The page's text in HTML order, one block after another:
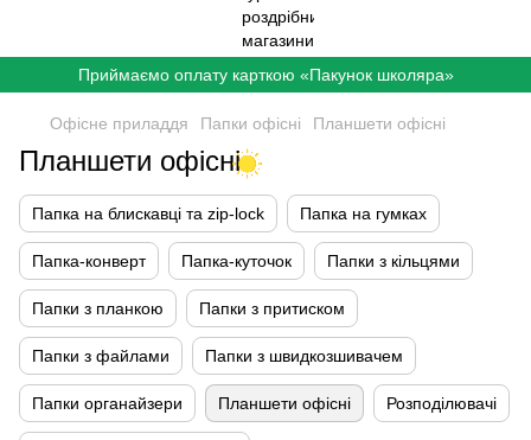
Приймаємо оплату карткою «Пакунок школяра»
Офісне приладдя Папки офісні Планшети офісні
Планшети офісні
Папка на блискавці та zip-lock Папка на гумках
Папка-конверт Папка-куточок Папки з кільцями
Папки з планкою Папки з притиском
Папки з файлами Папки з швидкозшивачем
Папки органайзери Планшети офісні Розподілювачі